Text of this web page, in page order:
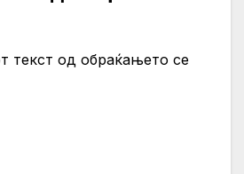
текст од обраќањето се